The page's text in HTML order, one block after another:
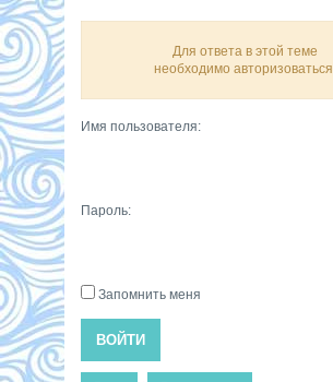
Для ответа в этой теме
необходимо авторизоваться.
Имя пользователя:
Пароль:
Запомнить меня
ВОЙТИ